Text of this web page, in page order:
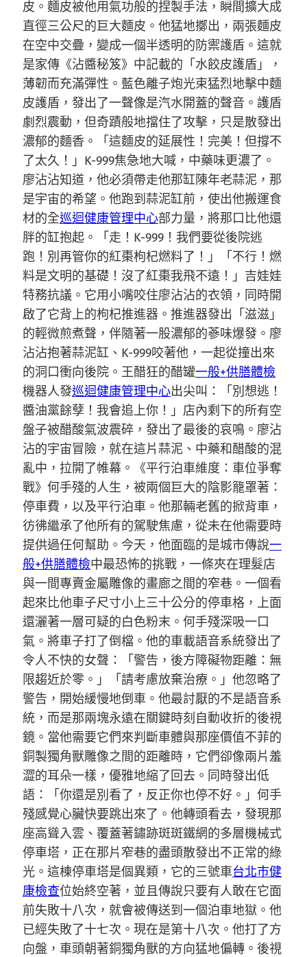
皮。麵皮被他用氣功般的捏製手法，瞬間擴大成
直徑三公尺的巨大麵皮。他猛地擲出，兩張麵皮
在空中交疊，變成一個半透明的防禦護盾。這就
是家傳《沾醬秘笈》中記載的「水餃皮護盾」，
薄韌而充滿彈性。藍色離子炮光束猛烈地擊中麵
皮護盾，發出了一聲像是汽水開蓋的聲音。護盾
劇烈震動，但奇蹟般地擋住了攻擊，只是散發出
濃郁的麵香。「這麵皮的延展性！完美！但撐不
了太久！」K-999焦急地大喊，中藥味更濃了。
廖沾沾知道，他必須帶走他那缸陳年老蒜泥，那
是宇宙的希望。他跑到蒜泥缸前，使出他搬運食
材的全巡迴健康管理中心部力量，將那口比他還
胖的缸抱起。「走！K-999！我們要從後院逃
跑！別再管你的紅棗枸杞燃料了！」「不行！燃
料是文明的基礎！沒了紅棗我飛不遠！」吉娃娃
特務抗議。它用小嘴咬住廖沾沾的衣領，同時開
啟了它背上的枸杞推進器。推進器發出「滋滋」
的輕微煎煮聲，伴隨著一股濃郁的蔘味爆發。廖
沾沾抱著蒜泥缸、K-999咬著他，一起從撞出來
的洞口衝向後院。王醋狂的醋罐一般+供膳體檢
機器人發巡迴健康管理中心出尖叫：「別想逃！
醬油黨餘孽！我會追上你！」店內剩下的所有空
盤子被醋酸氣波震碎，發出了最後的哀鳴。廖沾
沾的宇宙冒險，就在這片蒜泥、中藥和醋酸的混
亂中，拉開了帷幕。《平行泊車維度：車位爭奪
戰》何手殘的人生，被兩個巨大的陰影籠罩著：
停車費，以及平行泊車。他那輛老舊的掀背車，
彷彿繼承了他所有的駕駛焦慮，從未在他需要時
提供過任何幫助。今天，他面臨的是城市傳說一
般+供膳體檢中最恐怖的挑戰，一條夾在理髮店
與一間專賣金屬雕像的畫廊之間的窄巷。一個看
起來比他車子尺寸小上三十公分的停車格，上面
還灑著一層可疑的白色粉末。何手殘深吸一口
氣。將車子打了倒檔。他的車載語音系統發出了
令人不快的女聲：「警告，後方障礙物距離：無
限趨近於零。」「請考慮放棄治療。」他忽略了
警告，開始緩慢地倒車。他最討厭的不是語音系
統，而是那兩塊永遠在關鍵時刻自動收折的後視
鏡。當他需要它們來判斷車體與那座價值不菲的
銅製獨角獸雕像之間的距離時，它們卻像兩片羞
澀的耳朵一樣，優雅地縮了回去。同時發出低
語：「你還是別看了，反正你也停不好。」何手
殘感覺心臟快要跳出來了。他轉頭看去，發現那
座高聳入雲、覆蓋著鏽跡斑斑鐵網的多層機械式
停車塔，正在那片窄巷的盡頭散發出不正常的綠
光。這棟停車塔是個異類，它的三號車台北巿健
康檢查位始終空著，並且傳說只要有人敢在它面
前失敗十八次，就會被傳送到一個泊車地獄。他
已經失敗了十七次。現在是第十八次。他打了方
向盤，車頭朝著銅獨角獸的方向猛地偏轉。後視